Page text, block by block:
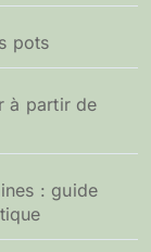
pots
à partir de
: guide